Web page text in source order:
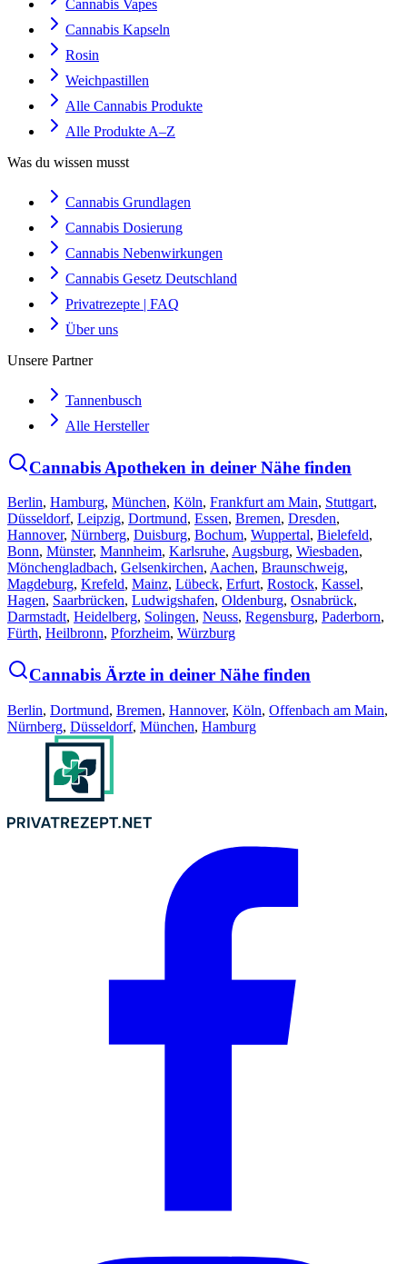
Cannabis Vapes
Cannabis Kapseln
Rosin
Weichpastillen
Alle Cannabis Produkte
Alle Produkte A–Z
Was du wissen musst
Cannabis Grundlagen
Cannabis Dosierung
Cannabis Nebenwirkungen
Cannabis Gesetz Deutschland
Privatrezepte | FAQ
Über uns
Unsere Partner
Tannenbusch
Alle Hersteller
Cannabis Apotheken in deiner Nähe finden
Berlin, Hamburg, München, Köln, Frankfurt am Main, Stuttgart,
Düsseldorf, Leipzig, Dortmund, Essen, Bremen, Dresden,
Hannover, Nürnberg, Duisburg, Bochum, Wuppertal, Bielefeld,
Bonn, Münster, Mannheim, Karlsruhe, Augsburg, Wiesbaden,
Mönchengladbach, Gelsenkirchen, Aachen, Braunschweig,
Magdeburg, Krefeld, Mainz, Lübeck, Erfurt, Rostock, Kassel,
Hagen, Saarbrücken, Ludwigshafen, Oldenburg, Osnabrück,
Darmstadt, Heidelberg, Solingen, Neuss, Regensburg, Paderborn,
Fürth, Heilbronn, Pforzheim, Würzburg
Cannabis Ärzte in deiner Nähe finden
Berlin, Dortmund, Bremen, Hannover, Köln, Offenbach am Main,
Nürnberg, Düsseldorf, München, Hamburg